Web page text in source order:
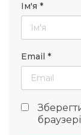
Ім'я *
Email *